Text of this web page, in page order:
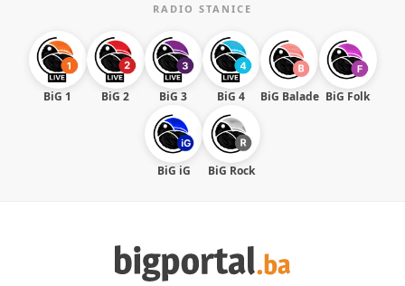
RADIO STANICE
BiG 1 BiG 2 BiG 3 BiG 4 BiG Balade BiG Folk
BiG iG BiG Rock